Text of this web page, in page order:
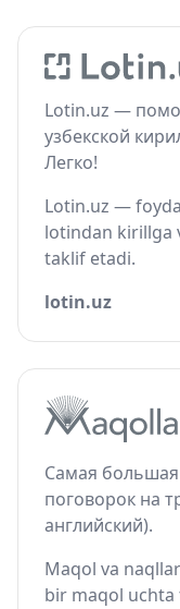
Lotin.uz —
узбекской
Легко!
Lotin.uz —
lotindan kirillga
taklif etadi.
lotin.uz
Самая
поговорок на
английский).
Maqol va
bir maqol uchta